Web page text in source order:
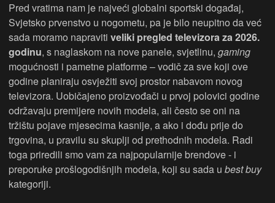
Pred vratima nam je najveći globalni sportski događaj,
Svjetsko prvenstvo u nogometu, pa je bilo neupitno da već
sada moramo napraviti veliki pregled televizora za 2026.
godinu, s naglaskom na nove panele, svjetlinu, gaming
mogućnosti i pametne platforme – vodič za sve koji ove
godine planiraju osvježiti svoj prostor nabavom novog
televizora. Uobičajeno proizvođači u prvoj polovici godine
održavaju premijere novih modela, ali često se oni na
tržištu pojave mjesecima kasnije, a ako i dođu prije do
trgovina, u pravilu su skuplji od prethodnih modela. Radi
toga priredili smo vam za najpopularnije brendove - i
preporuke prošlogodišnjih modela, koji su sada u best buy
kategoriji.